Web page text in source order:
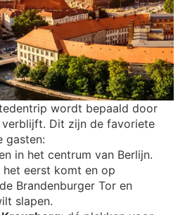
wordt bepaald door
Dit zijn de favoriete
gasten:
in het centrum van Berlijn.
het eerst komt en op
Brandenburger Tor en
slapen.